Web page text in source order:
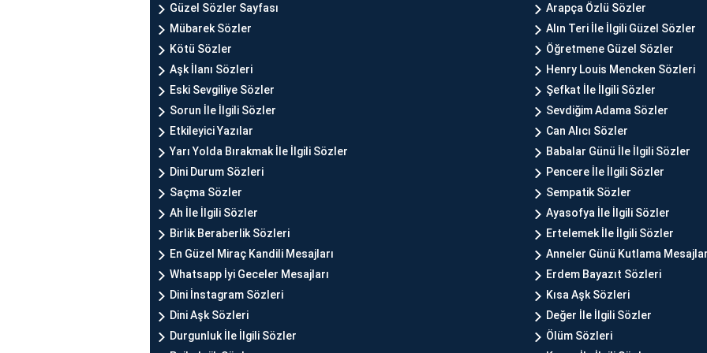
Güzel Sözler Sayfası
Arapça Özlü Sözler
Mübarek Sözler
Alın Teri İle İlgili Güzel Sözler
Kötü Sözler
Öğretmene Güzel Sözler
Aşk İlanı Sözleri
Henry Louis Mencken Sözleri
Eski Sevgiliye Sözler
Şefkat İle İlgili Sözler
Sorun İle İlgili Sözler
Sevdiğim Adama Sözler
Etkileyici Yazılar
Can Alıcı Sözler
Yarı Yolda Bırakmak İle İlgili Sözler
Babalar Günü İle İlgili Sözler
Dini Durum Sözleri
Pencere İle İlgili Sözler
Saçma Sözler
Sempatik Sözler
Ah İle İlgili Sözler
Ayasofya İle İlgili Sözler
Birlik Beraberlik Sözleri
Ertelemek İle İlgili Sözler
En Güzel Miraç Kandili Mesajları
Anneler Günü Kutlama
Whatsapp İyi Geceler Mesajları
Erdem Bayazıt Sözleri
Dini İnstagram Sözleri
Kısa Aşk Sözleri
Dini Aşk Sözleri
Değer İle İlgili Sözler
Durgunluk İle İlgili Sözler
Ölüm Sözleri